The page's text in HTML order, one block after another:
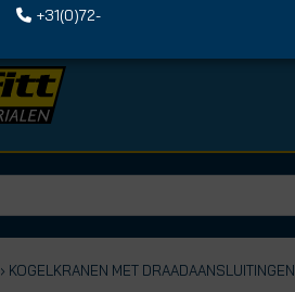
+31(0)72-
› KOGELKRANEN MET DRAADAANSLUITINGEN